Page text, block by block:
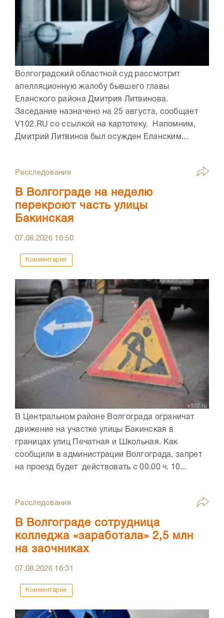
Волгоградский областной суд рассмотрит
апелляционную жалобу бывшего главы
Еланского района Дмитрия Литвинова.
Заседание назначено на 25 августа, сообщает
V102.RU со ссылкой на картотеку. Напомним,
Дмитрий Литвинов был осужден Еланским...
Расследования
В Волгограде на неделю
перекроют часть улицы
Бакинская
07.08.2026 16:50
Комментарии
В Центральном районе Волгограда ограничат
движение на участке улицы Бакинская в
границах улиц Печатная и Школьная. Как
сообщили в администрации Волгограда, запрет
на проезд будет действовать с 00.00 ч. 10...
Расследования
В Волгограде сотрудница
колледжа «заработала» 2,5 млн
на заочниках
07.08.2026 16:31
Комментарии